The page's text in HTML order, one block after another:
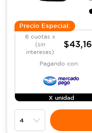
Precio Especial:
6 cuotas x
(sin
intereses)
Pagando con:
X unidad